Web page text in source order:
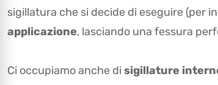
sigillatura che si decide di eseguire (per
applicazione, lasciando una fessura
Ci occupiamo anche di sigillature